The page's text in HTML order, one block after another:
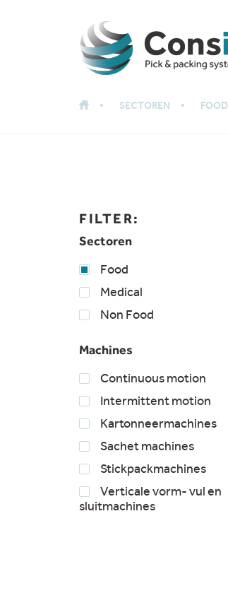
SECTOREN FOOD
FILTER:
Sectoren
Food
Medical
Non Food
Machines
Continuous motion
Intermittent motion
Kartonneermachines
Sachet machines
Stickpackmachines
Verticale vorm- vul en
sluitmachines